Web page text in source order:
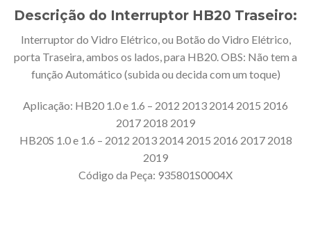
Descrição do Interruptor HB20 Traseiro:
Interruptor do Vidro Elétrico, ou Botão do Vidro Elétrico,
porta Traseira, ambos os lados, para HB20. OBS: Não tem a
função Automático (subida ou decida com um toque)
Aplicação: HB20 1.0 e 1.6 – 2012 2013 2014 2015 2016
2017 2018 2019
HB20S 1.0 e 1.6 – 2012 2013 2014 2015 2016 2017 2018
2019
Código da Peça: 935801S0004X